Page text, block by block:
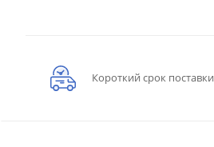
Короткий срок поставки